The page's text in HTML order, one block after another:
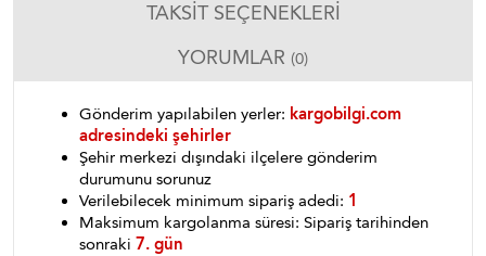
TAKSIT SEÇENEKLERI
YORUMLAR (0)
Gönderim yapılabilen yerler: kargobilgi.com
adresindeki şehirler
Şehir merkezi dışındaki ilçelere gönderim
durumunu sorunuz
Verilebilecek minimum sipariş adedi: 1
Maksimum kargolanma süresi: Sipariş tarihinden
sonraki 7. gün